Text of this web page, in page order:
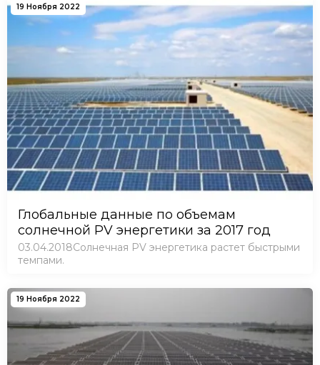
19 Ноября 2022
Глобальные данные по объемам
солнечной PV энергетики за 2017 год
03.04.2018Солнечная PV энергетика растет быстрыми
темпами.
19 Ноября 2022